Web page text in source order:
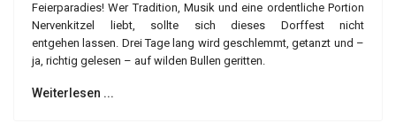
Feierparadies! Wer Tradition, Musik und eine ordentliche Portion
Nervenkitzel liebt, sollte sich dieses Dorffest nicht
entgehen lassen. Drei Tage lang wird geschlemmt, getanzt und –
ja, richtig gelesen – auf wilden Bullen geritten.
Weiterlesen ...